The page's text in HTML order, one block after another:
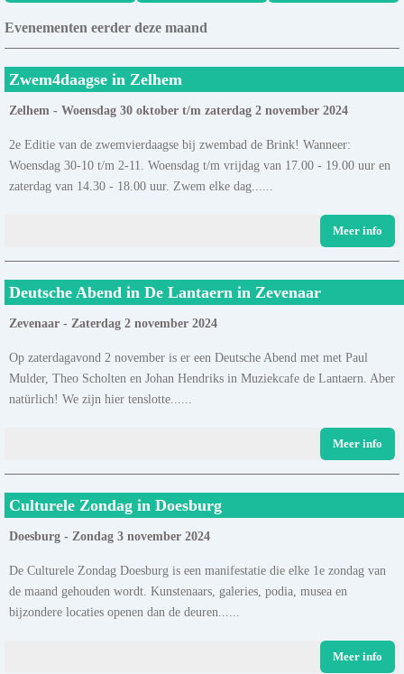
Evenementen eerder deze maand
Zwem4daagse in Zelhem
Zelhem - Woensdag 30 oktober t/m zaterdag 2 november 2024
2e Editie van de zwemvierdaagse bij zwembad de Brink! Wanneer:
Woensdag 30-10 t/m 2-11. Woensdag t/m vrijdag van 17.00 - 19.00 uur en
zaterdag van 14.30 - 18.00 uur. Zwem elke dag......
Meer info
Deutsche Abend in De Lantaern in Zevenaar
Zevenaar - Zaterdag 2 november 2024
Op zaterdagavond 2 november is er een Deutsche Abend met met Paul
Mulder, Theo Scholten en Johan Hendriks in Muziekcafe de Lantaern. Aber
natürlich! We zijn hier tenslotte......
Meer info
Culturele Zondag in Doesburg
Doesburg - Zondag 3 november 2024
De Culturele Zondag Doesburg is een manifestatie die elke 1e zondag van
de maand gehouden wordt. Kunstenaars, galeries, podia, musea en
bijzondere locaties openen dan de deuren......
Meer info